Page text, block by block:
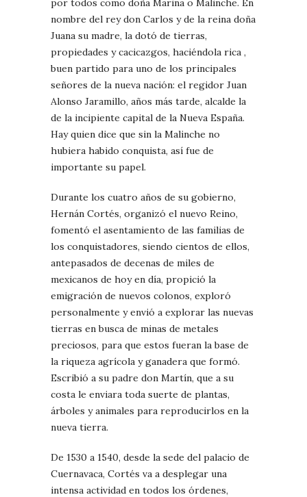
por todos como doña Marina o Malinche. En
nombre del rey don Carlos y de la reina doña
Juana su madre, la dotó de tierras,
propiedades y cacicazgos, haciéndola rica ,
buen partido para uno de los principales
señores de la nueva nación: el regidor Juan
Alonso Jaramillo, años más tarde, alcalde la
de la incipiente capital de la Nueva España.
Hay quien dice que sin la Malinche no
hubiera habido conquista, así fue de
importante su papel.
Durante los cuatro años de su gobierno,
Hernán Cortés, organizó el nuevo Reino,
fomentó el asentamiento de las familias de
los conquistadores, siendo cientos de ellos,
antepasados de decenas de miles de
mexicanos de hoy en día, propició la
emigración de nuevos colonos, exploró
personalmente y envió a explorar las nuevas
tierras en busca de minas de metales
preciosos, para que estos fueran la base de
la riqueza agrícola y ganadera que formó.
Escribió a su padre don Martín, que a su
costa le enviara toda suerte de plantas,
árboles y animales para reproducirlos en la
nueva tierra.
De 1530 a 1540, desde la sede del palacio de
Cuernavaca, Cortés va a desplegar una
intensa actividad en todos los órdenes,